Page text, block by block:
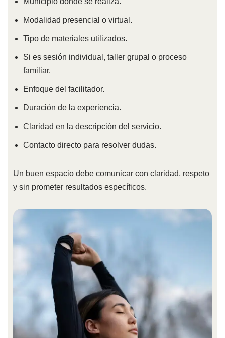
Modalidad presencial o virtual.
Tipo de materiales utilizados.
Si es sesión individual, taller grupal o proceso
familiar.
Enfoque del facilitador.
Duración de la experiencia.
Claridad en la descripción del servicio.
Contacto directo para resolver dudas.
Un buen espacio debe comunicar con claridad, respeto
y sin prometer resultados específicos.